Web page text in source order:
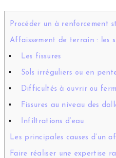
Procéder un à renforcement
Affaissement de terrain : les
Les fissures
Sols irréguliers ou en
Difficultés à ouvrir ou
Fissures au niveau des
Infiltrations d’eau
Les principales causes d’un
Faire réaliser une expertise